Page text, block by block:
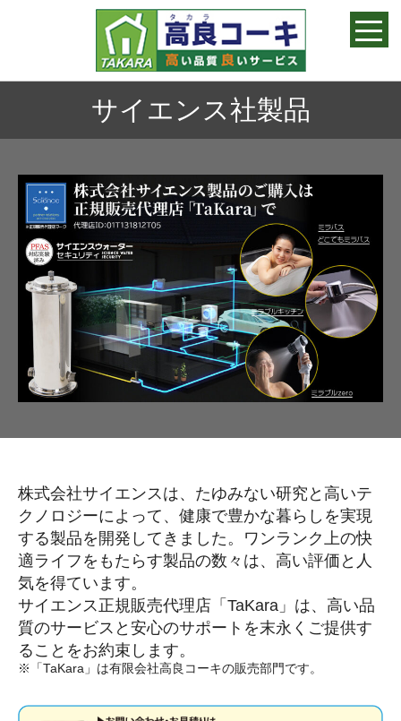
高良コーキ
サイエンス社製品
株式会社サイエンスは、たゆみない研究と高いテ
クノロジーによって、健康で豊かな暮らしを実現
する製品を開発してきました。ワンランク上の快
適ライフをもたらす製品の数々は、高い評価と人
気を得ています。
サイエンス正規販売代理店「TaKara」は、高い品
質のサービスと安心のサポートを末永くご提供す
ることをお約束します。
※「TaKara」は有限会社高良コーキの販売部門です。